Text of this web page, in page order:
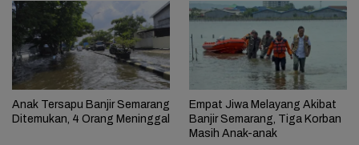
Anak Tersapu Banjir Semarang
Ditemukan, 4 Orang Meninggal
Empat Jiwa Melayang Akibat
Banjir Semarang, Tiga Korban
Masih Anak-anak